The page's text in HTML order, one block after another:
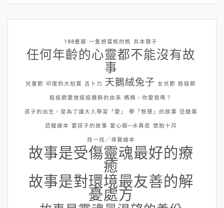
188書展 一隻想當熊的熊 井本蓉子
任何年齡的心靈都不能沒有故
事
兒童節 印度豹大拍賣 吉卜力 天鵝絨兔子 女兒節 娃娃節
娃娃節要放娃娃擺飾的由來 媽媽，你愛我嗎？
孩子的出生，是為了讓大人學習「愛」 學「智慧」的故事 恐龍展
恐龍繪本 愛孩子的故事 愛心樹─水黃皮 懷胎十月
找一找／尋寶繪本
故事是受傷靈魂最好的療
癒
故事是對環境最友善的解
憂處方